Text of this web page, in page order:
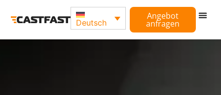
Angebot
anfragen
Deutsch